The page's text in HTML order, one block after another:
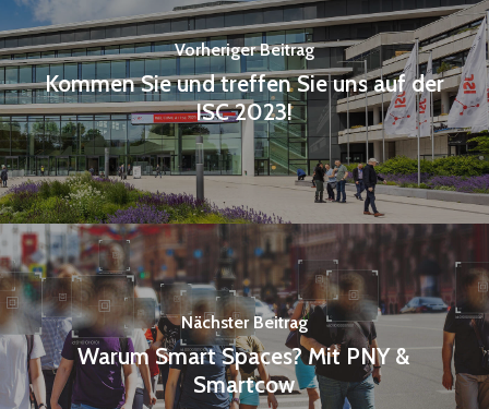
Vorheriger Beitrag
Kommen Sie und treffen Sie uns auf der
ISC 2023!
Nächster Beitrag
Warum Smart Spaces? Mit PNY &
Smartcow